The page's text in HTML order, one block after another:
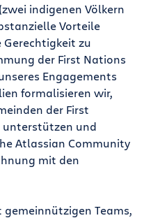
indigenen Völkern
Vorteile
zu
der First Nations
Engagements
formalisieren wir,
der First
unterstützen und
Atlassian Community
mit den
gemeinnützigen Teams,